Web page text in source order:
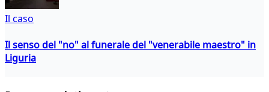
Il caso
Il senso del "no" al funerale del "venerabile maestro" in
Liguria